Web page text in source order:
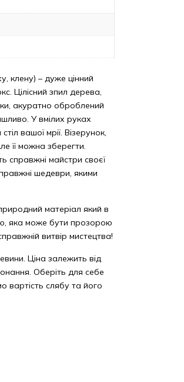
клену) – дуже цінний
Цілісний зпил дерева,
акуратно оброблений
У вмілих руках
вашої мрії. Візерунок,
її можна зберегти.
справжні майстри своєї
шедеври, якими
матеріал який в
яка може бути прозорою
витвір мистецтва!
Ціна залежить від
Оберіть для себе
вартість слябу та його